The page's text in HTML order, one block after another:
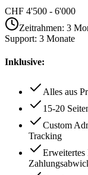
CHF 4'500 - 6'000
Zeitrahmen: 3
Support: 3 Monate
Inklusive:
Alles aus
15-20
Custom
Tracking